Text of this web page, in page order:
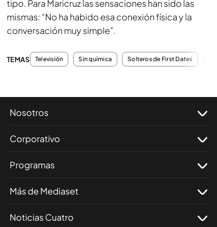
tipo. Para Maricruz las sensaciones han sido las
mismas: “No ha habido esa conexión física y la
conversación muy simple”.
TEMAS Televisión Sin química Solteros de First Dates
Nosotros
Corporativo
Programas
Más de Mediaset
Noticias Cuatro